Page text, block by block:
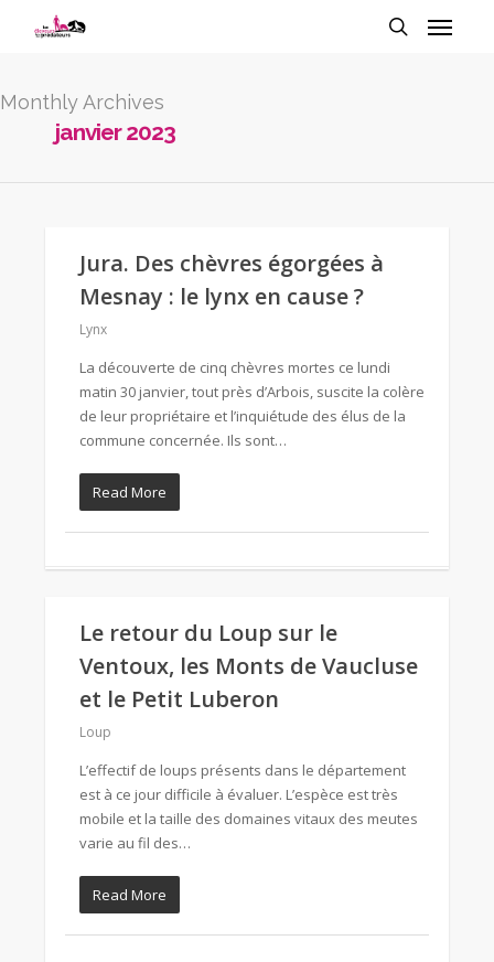
Monthly Archives
janvier 2023
Jura. Des chèvres égorgées à
Mesnay : le lynx en cause ?
Lynx
La découverte de cinq chèvres mortes ce lundi
matin 30 janvier, tout près d’Arbois, suscite la colère
de leur propriétaire et l’inquiétude des élus de la
commune concernée. Ils sont…
Read More
Le retour du Loup sur le
Ventoux, les Monts de Vaucluse
et le Petit Luberon
Loup
L’effectif de loups présents dans le département
est à ce jour difficile à évaluer. L’espèce est très
mobile et la taille des domaines vitaux des meutes
varie au fil des…
Read More